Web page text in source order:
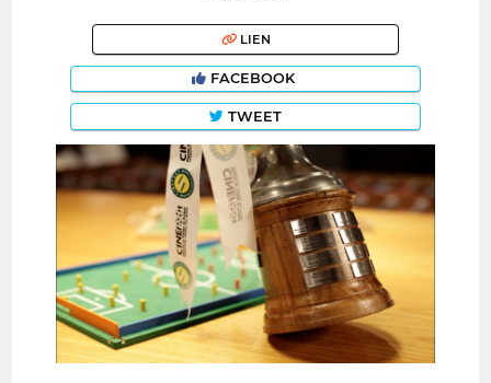
LIEN
FACEBOOK
TWEET